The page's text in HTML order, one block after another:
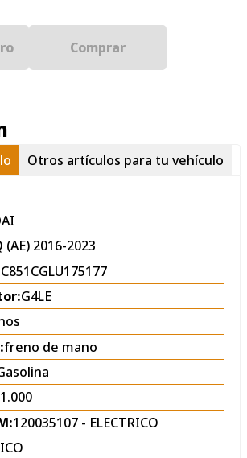
Comprar
Otros artículos para tu vehículo
2016-2023
G4LE
freno de mano
120035107 - ELECTRICO